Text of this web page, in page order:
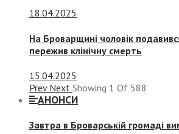
18.04.2025
На Броварщині чоловік
пережив клінічну смерть
15.04.2025
Prev Next Showing 1 Of 588
АНОНСИ
Завтра в Броварській громаді